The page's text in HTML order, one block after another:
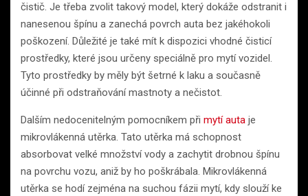
čistič. Je třeba zvolit takový model, který dokáže odstranit i
nanesenou špínu a zanechá povrch auta bez jakéhokoli
poškození. Důležité je také mít k dispozici vhodné čisticí
prostředky, které jsou určeny speciálně pro mytí vozidel.
Tyto prostředky by měly být šetrné k laku a současně
účinné při odstraňování mastnoty a nečistot.
Dalším nedocenitelným pomocníkem při mytí auta je
mikrovlákenná utěrka. Tato utěrka má schopnost
absorbovat velké množství vody a zachytit drobnou špínu
na povrchu vozu, aniž by ho poškrábala. Mikrovlákenná
utěrka se hodí zejména na suchou fázii mytí, kdy slouží ke